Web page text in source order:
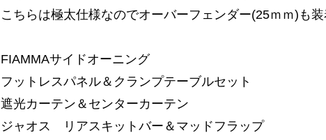
こちらは極太仕様なのでオーバーフェンダー(25ｍｍ)も装
FIAMMAサイドオーニング
フットレスパネル＆クランプテーブルセット
遮光カーテン＆センターカーテン
ジャオス リアスキットバー＆マッドフラップ